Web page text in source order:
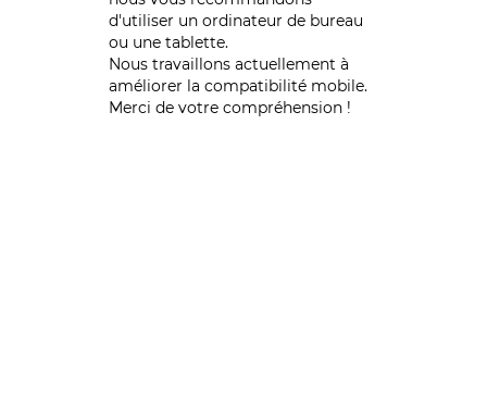
d'utiliser un ordinateur de bureau
ou une tablette.
Nous travaillons actuellement à
améliorer la compatibilité mobile.
Merci de votre compréhension !